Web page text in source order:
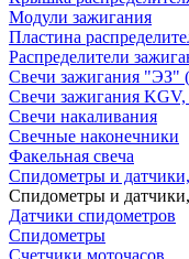
Модули зажигания
Пластина
Распределители
Свечи зажигания "ЭЗ"
Свечи зажигания
Свечи накаливания
Свечные наконечники
Факельная свеча
Спидометры и
Спидометры и
Датчики спидометров
Спидометры